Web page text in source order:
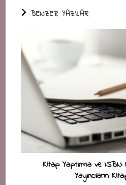
BENZER YAZILAR
Kitap Yaptırma ve ISBN:
Yayıncıların